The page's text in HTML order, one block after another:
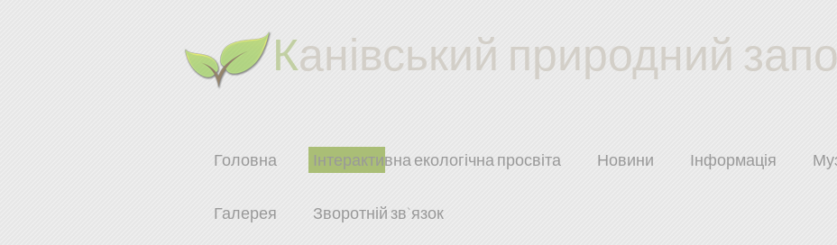
Канівський природний
Головна Інтерактивна екологічна просвіта Новини Інформація
Галерея Зворотній зв`язок